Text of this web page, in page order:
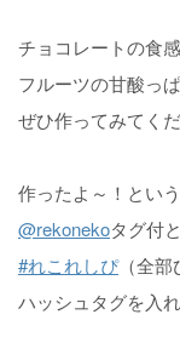
チョコレートの食感
フルーツの甘酸っ
ぜひ作ってみてく
作ったよ～！とい
@rekonekoタグ付と
#れこれしぴ（全部
ハッシュタグを入